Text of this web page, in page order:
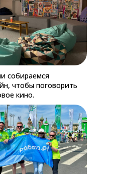
собираемся
чтобы поговорить
кино.